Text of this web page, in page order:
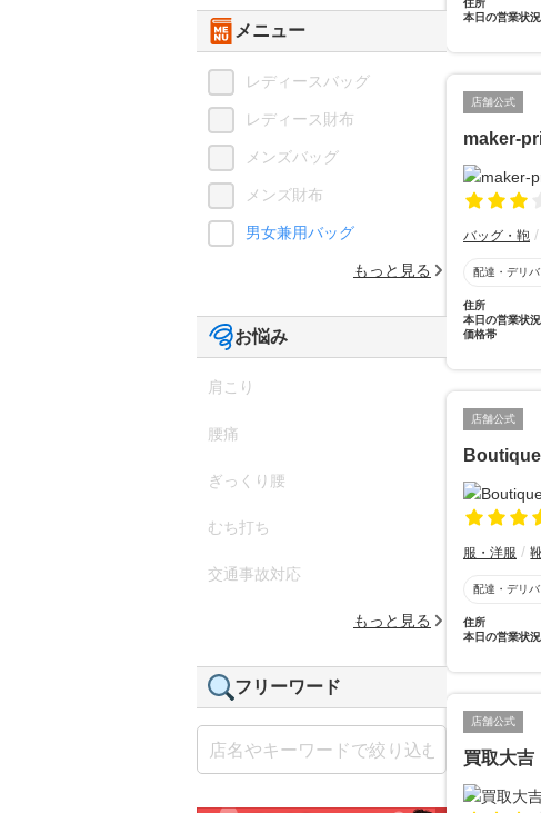
住所
本日の営業状況
店舗公式
maker-
バッグ・鞄
配達・デリ
住所
本日の営業状況
価格帯
店舗公式
服・洋服
配達・デリ
住所
本日の営業状況
店舗公式
買取大
メニュー
レディースバッグ
レディース財布
メンズバッグ
メンズ財布
男女兼用バッグ
もっと見る
お悩み
肩こり
腰痛
ぎっくり腰
むち打ち
交通事故対応
もっと見る
フリーワード